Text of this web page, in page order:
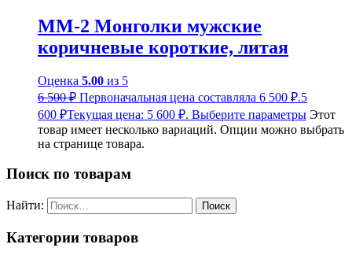
ММ-2 Монголки мужские
коричневые короткие, литая
Оценка 5.00 из 5
6 500₽ Первоначальная цена составляла 6 500 ₽.5
600 ₽Текущая цена: 5 600 ₽. Выберите параметры Этот
товар имеет несколько вариаций. Опции можно выбрать
на странице товара.
Поиск по товарам
Найти:
Категории товаров